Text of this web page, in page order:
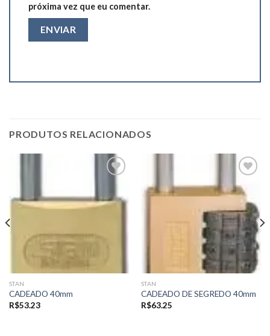
próxima vez que eu comentar.
PRODUTOS RELACIONADOS
STAN
CADEADO 40mm
R$53.23
Add to
wishlist
STAN
CADEADO DE SEGREDO 40mm
R$63.25